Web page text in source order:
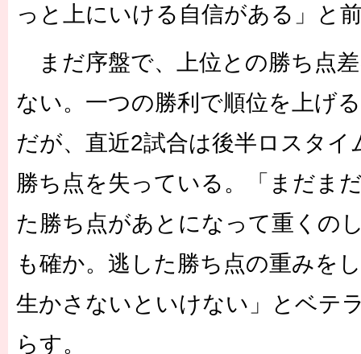
っと上にいける自信がある」と
まだ序盤で、上位との勝ち点
ない。一つの勝利で順位を上げ
だが、直近2試合は後半ロスタイ
勝ち点を失っている。「まだま
た勝ち点があとになって重くの
も確か。逃した勝ち点の重みを
生かさないといけない」とベテ
らす。